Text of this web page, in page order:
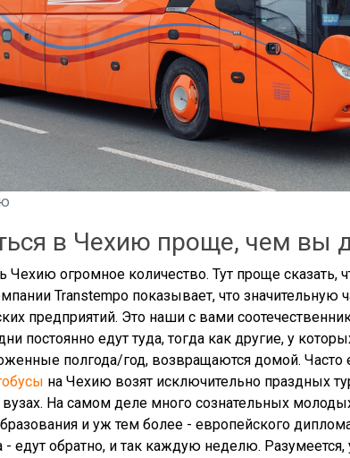
в Чехию проще, чем вы
Чехию огромное количество. Тут проще сказать,
Transtempo показывает, что значительную
предприятий. Это наши с вами
постоянно едут туда, тогда как другие, у
полгода/год, возвращаются домой.
на Чехию возят исключительно праздных
На самом деле много сознательных
и уж тем более - европейского
- едут обратно, и так каждую неделю.